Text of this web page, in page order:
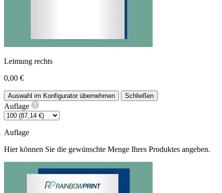
Leimung rechts
0,00 €
Auswahl im Konfigurator übernehmen Schließen
Auflage
Auflage
Hier können Sie die gewünschte Menge Ihres Produktes angeben.